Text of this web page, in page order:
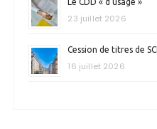
Le CDD « d’usage »
23 juillet 2026
Cession de titres de SCI
16 juillet 2026